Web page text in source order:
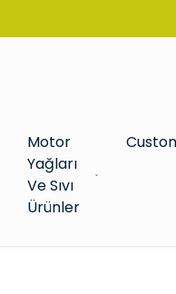
Motor
Yağları
Ve Sıvı
Ürünler